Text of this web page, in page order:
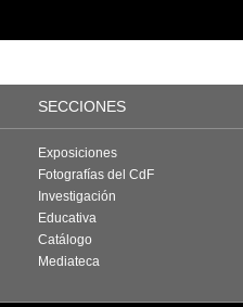
SECCIONES
Exposiciones
Fotografías del CdF
Investigación
Educativa
Catálogo
Mediateca